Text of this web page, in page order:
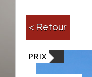
< Retour
PRIX